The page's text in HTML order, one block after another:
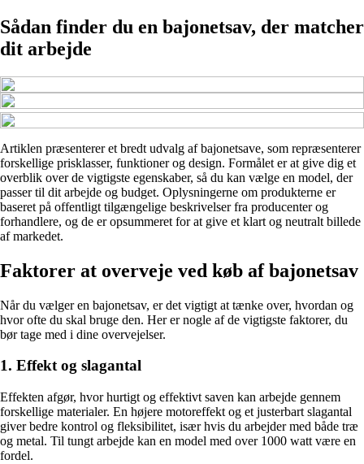
Sådan finder du en bajonetsav, der matcher
dit arbejde
Artiklen præsenterer et bredt udvalg af bajonetsave, som repræsenterer
forskellige prisklasser, funktioner og design. Formålet er at give dig et
overblik over de vigtigste egenskaber, så du kan vælge en model, der
passer til dit arbejde og budget. Oplysningerne om produkterne er
baseret på offentligt tilgængelige beskrivelser fra producenter og
forhandlere, og de er opsummeret for at give et klart og neutralt billede
af markedet.
Faktorer at overveje ved køb af bajonetsav
Når du vælger en bajonetsav, er det vigtigt at tænke over, hvordan og
hvor ofte du skal bruge den. Her er nogle af de vigtigste faktorer, du
bør tage med i dine overvejelser.
1. Effekt og slagantal
Effekten afgør, hvor hurtigt og effektivt saven kan arbejde gennem
forskellige materialer. En højere motoreffekt og et justerbart slagantal
giver bedre kontrol og fleksibilitet, især hvis du arbejder med både træ
og metal. Til tungt arbejde kan en model med over 1000 watt være en
fordel.